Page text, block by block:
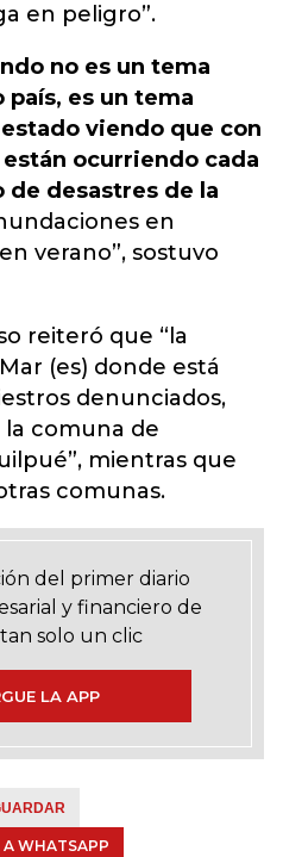
en peligro”.
no es un tema
es un tema
viendo que con
ocurriendo cada
de desastres de la
en
verano”, sostuvo
reiteró que “la
(es) donde está
denunciados,
comuna de
mientras que
comunas.
del primer diario
y financiero de
solo un clic
LA APP
A WHATSAPP